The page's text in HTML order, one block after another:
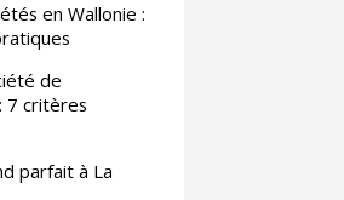
en Wallonie :
de
7 critères
parfait à La